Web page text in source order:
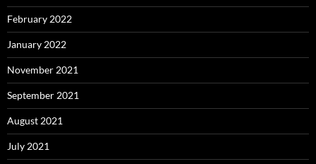
February 2022
January 2022
November 2021
September 2021
August 2021
July 2021